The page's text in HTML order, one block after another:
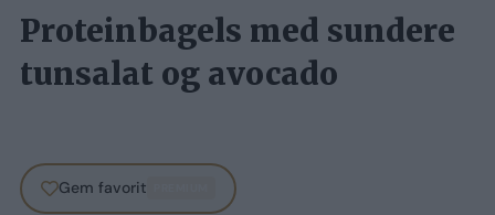
Proteinbagels med sundere
tunsalat og avocado
Gem favorit